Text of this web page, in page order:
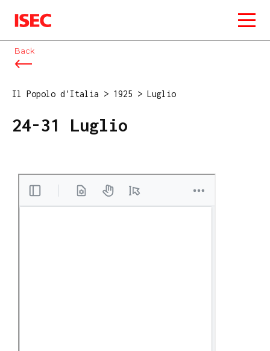
ISEC
Back
Il Popolo d'Italia > 1925 > Luglio
24-31 Luglio